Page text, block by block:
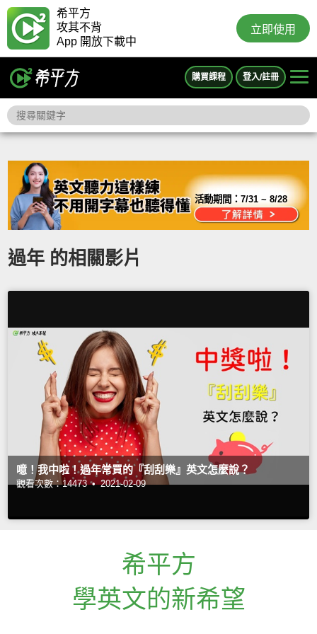
希平方
攻其不背
App 開放下載中
立即使用
購買課程 登入/註冊
活動期間：7/31 ~ 8/28
過年 的相關影片
噫！我中啦！過年常買的『刮刮樂』英文怎麼說？
觀看次數：14473 • 2021-02-09
希平方
學英文的新希望